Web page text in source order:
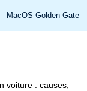
MacOS Golden Gate
voiture : causes,